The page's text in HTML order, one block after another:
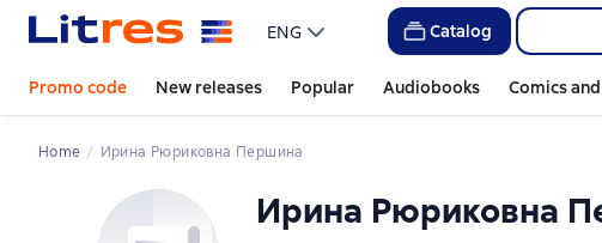
ENG Catalog
Promo code New releases Popular Audiobooks Comics
Home Ирина Рюриковна Першина
Ирина Рюриковна
Слайдер с книгами
Слайдер с книгами